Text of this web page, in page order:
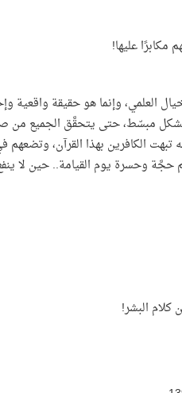
عليها!
العلمي، وإنما هو حقيقة واقعية
بشكل مبسّط، حتى يتحقَّق الجميع من
الكافرين بهذا القرآن، وتضعهم
حجَّة وحسرة يوم القيامة.. حين لا
كلام البشر!